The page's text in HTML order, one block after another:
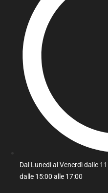
Dal Lunedi al Venerdì dalle
dalle 15:00 alle 17:00